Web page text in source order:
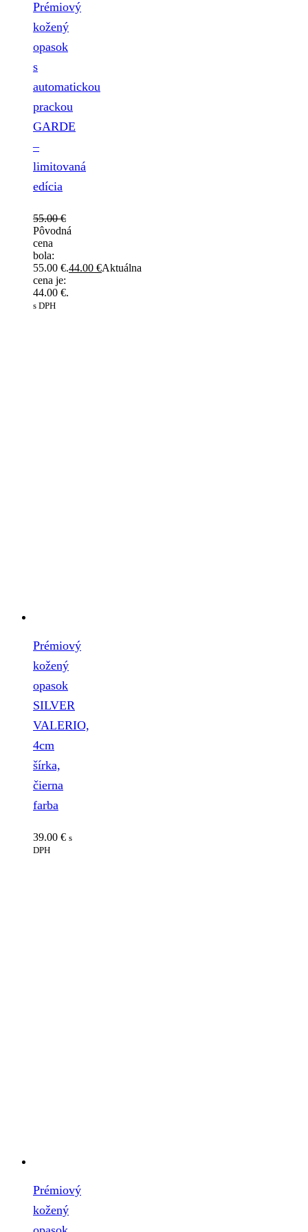
Prémiový
kožený
opasok
s
automatickou
prackou
GARDE
–
limitovaná
edícia
55.00€
Pôvodná
cena
bola:
55.00 €.44.00 €Aktuálna
cena je:
44.00 €.
s DPH
Prémiový
kožený
opasok
SILVER
VALERIO,
4cm
šírka,
čierna
farba
39.00 € s
DPH
Prémiový
kožený